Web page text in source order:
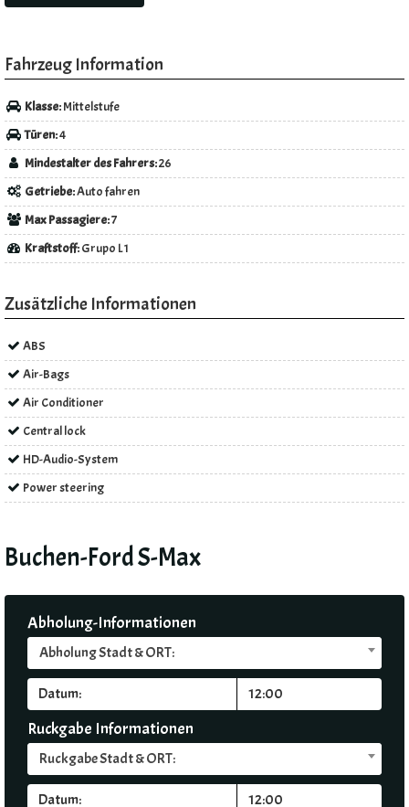
Fahrzeug Information
Klasse:Mittelstufe
Türen:4
Mindestalter des Fahrers:26
Getriebe:Auto fahren
Max Passagiere:7
Kraftstoff:Grupo L1
Zusätzliche Informationen
ABS
Air-Bags
Air Conditioner
Central lock
HD-Audio-System
Power steering
Buchen-Ford S-Max
Abholung-Informationen
Abholung Stadt & ORT:
Ruckgabe Informationen
Ruckgabe Stadt & ORT: